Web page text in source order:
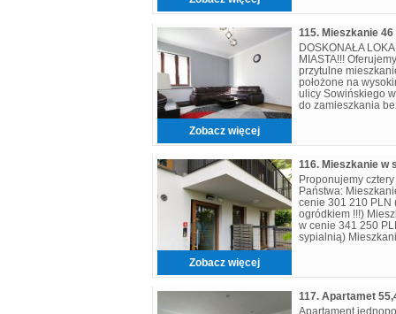
Zobacz więcej
115. Mieszkanie 46
DOSKONAŁA
MIASTA!!!
przytulne
położone na
ulicy Sowińskiego
do zamieszkania
Zobacz więcej
Proponujemy
Państwa:
cenie 301 210 PLN
ogródkiem !!!)
w cenie 341 250
sypialnią)
Apartament